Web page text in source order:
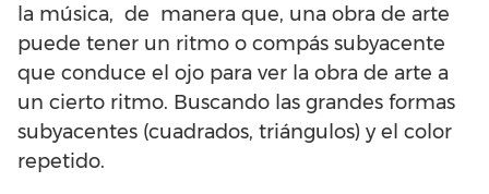
la música, de manera que, una obra de arte
puede tener un ritmo o compás subyacente
que conduce el ojo para ver la obra de arte a
un cierto ritmo. Buscando las grandes formas
subyacentes (cuadrados, triángulos) y el color
repetido.